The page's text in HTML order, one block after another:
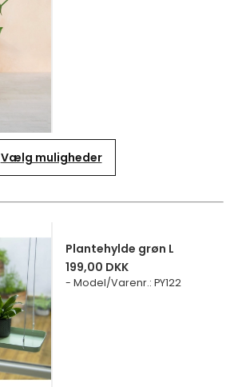
Vælg muligheder
Plantehylde grøn L
199,00 DKK
Model/Varenr.:PY122